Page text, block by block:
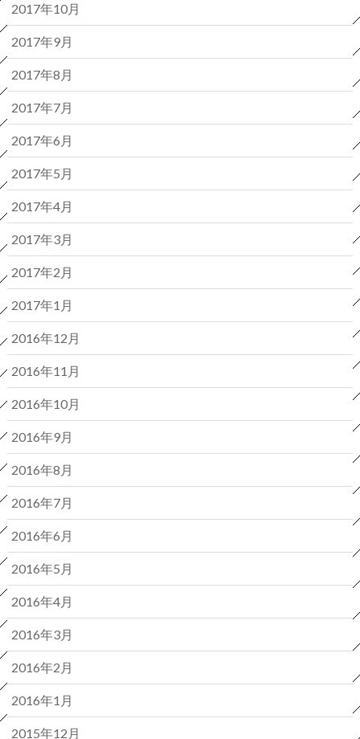
2017年10月
2017年9月
2017年8月
2017年7月
2017年6月
2017年5月
2017年4月
2017年3月
2017年2月
2017年1月
2016年12月
2016年11月
2016年10月
2016年9月
2016年8月
2016年7月
2016年6月
2016年5月
2016年4月
2016年3月
2016年2月
2016年1月
2015年12月